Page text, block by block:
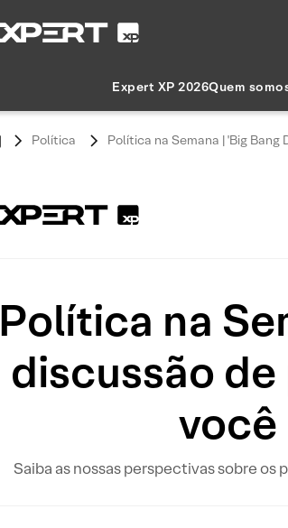
Expert XP 2026Quem
Política Política na Semana | 'Big Bang
Política na
discussão
você
Saiba as nossas perspectivas sobre